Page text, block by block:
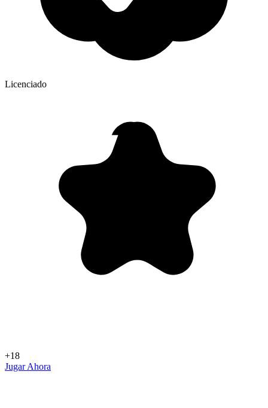
Licenciado
+18
Jugar Ahora